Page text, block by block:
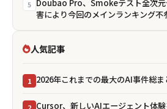
5 Doubao Pro、Smokeテスト全次元
害により今回のメインランキング不
人気記事
1 2026年これまでの最大のAI事件総ま
2 Cursor、新しいAIエージェント体験